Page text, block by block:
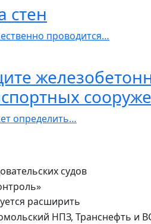
стен
проводится…
определить…